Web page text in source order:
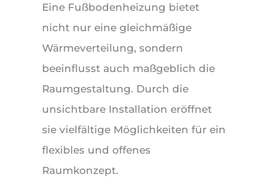
Eine Fußbodenheizung bietet
nicht nur eine gleichmäßige
Wärmeverteilung, sondern
beeinflusst auch maßgeblich die
Raumgestaltung. Durch die
unsichtbare Installation eröffnet
sie vielfältige Möglichkeiten für ein
flexibles und offenes
Raumkonzept.